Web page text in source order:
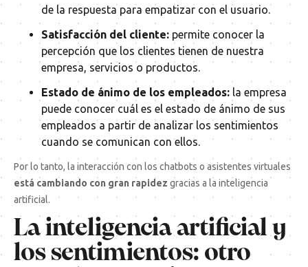
de la respuesta para empatizar con el usuario.
Satisfacción del cliente: permite conocer la
percepción que los clientes tienen de nuestra
empresa, servicios o productos.
Estado de ánimo de los empleados: la empresa
puede conocer cuál es el estado de ánimo de sus
empleados a partir de analizar los sentimientos
cuando se comunican con ellos.
Por lo tanto, la interacción con los chatbots o asistentes virtuales
está cambiando con gran rapidez gracias a la inteligencia
artificial.
La inteligencia artificial y
los sentimientos: otro